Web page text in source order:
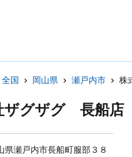
全国 岡山県 瀬戸内市 株
ザグザグ 長船店
県瀬戸内市長船町服部３８